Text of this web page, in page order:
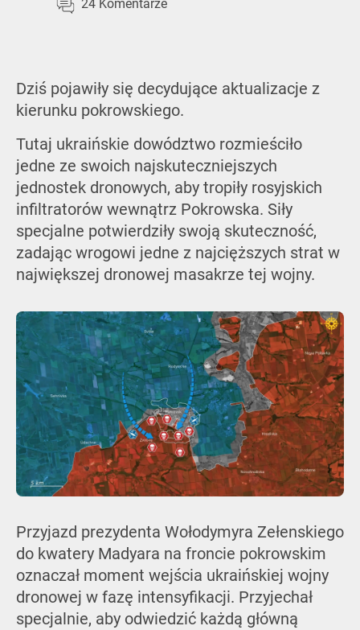
24 Komentarze
Dziś pojawiły się decydujące aktualizacje z
kierunku pokrowskiego.
Tutaj ukraińskie dowództwo rozmieściło
jedne ze swoich najskuteczniejszych
jednostek dronowych, aby tropiły rosyjskich
infiltratorów wewnątrz Pokrowska. Siły
specjalne potwierdziły swoją skuteczność,
zadając wrogowi jedne z najcięższych strat w
największej dronowej masakrze tej wojny.
Przyjazd prezydenta Wołodymyra Zełenskiego
do kwatery Madyara na froncie pokrowskim
oznaczał moment wejścia ukraińskiej wojny
dronowej w fazę intensyfikacji. Przyjechał
specjalnie, aby odwiedzić każdą główną